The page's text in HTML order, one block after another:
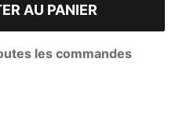
AU PANIER
les commandes